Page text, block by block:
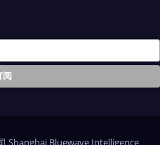
Shanghai Bluewave Intelligence